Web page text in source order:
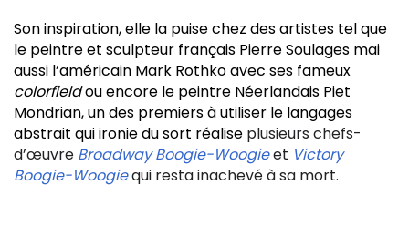
Son inspiration, elle la puise chez des artistes tel que
le peintre et sculpteur français Pierre Soulages mai
aussi l’américain Mark Rothko avec ses fameux
colorfieldou encore le peintre Néerlandais Piet
Mondrian, un des premiers à utiliser le langages
abstrait qui ironie du sort réalise plusieurs chefs-
d’œuvre Broadway Boogie-Woogieet Victory
Boogie-Woogiequi resta inachevé à sa mort.